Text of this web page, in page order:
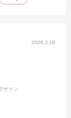
2026.3.19
ザイン